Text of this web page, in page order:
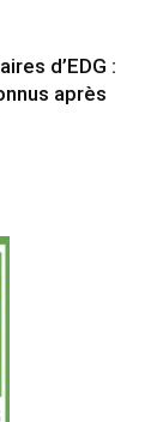
d’EDG :
après